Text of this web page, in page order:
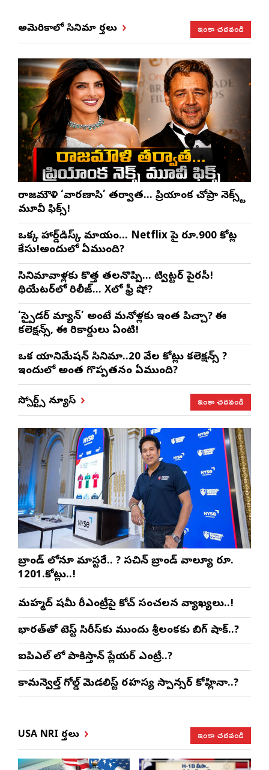
అమెరికాలో సినిమా వార్తలు ఇంకా చదవండి
రాజమౌళి ‘వారణాసి’ తర్వాత… ప్రియాంక చోప్రా నెక్స్ట్
మూవీ ఫిక్స్!
ఒక్క హార్డ్‌డిస్క్ మాయం… Netflix పై రూ.900 కోట్ల
కేసు!అందులో ఏముంది?
సినిమావాళ్లకు కొత్త తలనొప్పి… ట్విట్టర్ పైరసీ!
థియేటర్‌లో రిలీజ్… Xలో ఫ్రీ షో?
‘స్పైడర్ మ్యాన్’ అంటే మనోళ్లకు ఇంత పిచ్చా? ఈ
కలెక్షన్స్, ఈ రికార్డులు ఏంటి!
ఒక యానిమేషన్ సినిమా..20 వేల కోట్లు కలెక్షన్స్ ?
ఇందులో అంత గొప్పతనం ఏముంది?
స్పోర్ట్స్ న్యూస్ ఇంకా చదవండి
బ్రాండ్ లోనూ మాస్టరే.. ? సచిన్ బ్రాండ్ వాల్యూ రూ.
1201.కోట్లు..!
మహ్మద్ షమీ రీఎంట్రీపై కోచ్ సంచలన వ్యాఖ్యలు..!
భారత్‌తో టెస్ట్ సిరీస్‌కు ముందు శ్రీలంకకు బిగ్ షాక్..?
ఐపిఎల్ లో పాకిస్తాన్ ప్లేయర్ ఎంట్రీ..?
కామన్వెల్త్ గోల్డ్ మెడలిస్ట్ రహస్య స్పాన్సర్ కోహ్లినా..?
USA NRI వార్తలు ఇంకా చదవండి